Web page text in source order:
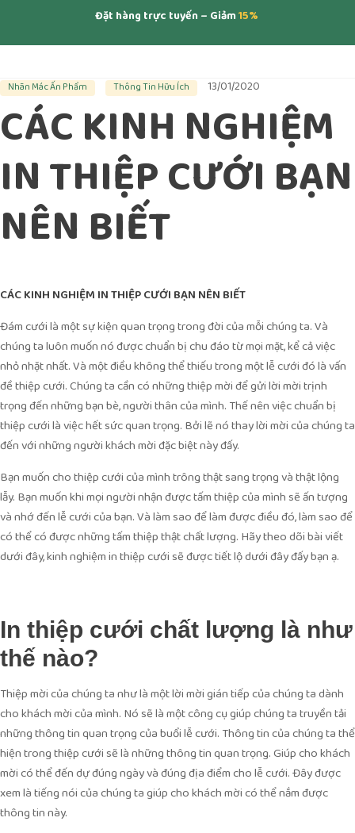
Đặt hàng trực tuyến – Giảm15%
Nhãn Mác Ấn Phẩm Thông Tin Hữu Ích 13/01/2020
CÁC KINH NGHIỆM
IN THIỆP CƯỚI BẠN
NÊN BIẾT
CÁC KINH NGHIỆMIN THIỆP CƯỚIBẠN NÊN BIẾT
Đám cưới là một sự kiện quan trọng trong đời của mỗi chúng ta. Và
chúng ta luôn muốn nó được chuẩn bị chu đáo từ mọi mặt, kể cả việc
nhỏ nhặt nhất. Và một điều không thể thiếu trong một lễ cưới đó là vấn
đề thiệp cưới. Chúng ta cần có những thiệp mời để gửi lời mời trịnh
trọng đến những bạn bè, người thân của mình. Thế nên việc chuẩn bị
thiệp cưới là việc hết sức quan trọng. Bởi lẽ nó thay lời mời của chúng ta
đến với những người khách mời đặc biệt này đấy.
Bạn muốn cho thiệp cưới của mình trông thật sang trọng và thật lộng
lẫy. Bạn muốn khi mọi người nhận được tấm thiệp của mình sẽ ấn tượng
và nhớ đến lễ cưới của bạn. Và làm sao để làm được điều đó, làm sao để
có thể có được những tấm thiệp thật chất lượng. Hãy theo dõi bài viết
dưới đây, kinh nghiệm in thiệp cưới sẽ được tiết lộ dưới đây đấy bạn ạ.
In thiệp cưới chất lượng là như
thế nào?
Thiệp mời của chúng ta như là một lời mời gián tiếp của chúng ta dành
cho khách mời của mình. Nó sẽ là một công cụ giúp chúng ta truyền tải
những thông tin quan trọng của buổi lễ cưới. Thông tin của chúng ta thể
hiện trong thiệp cưới sẽ là những thông tin quan trọng. Giúp cho khách
mời có thể đến dự đúng ngày và đúng địa điểm cho lễ cưới. Đây được
xem là tiếng nói của chúng ta giúp cho khách mời có thể nắm được
thông tin này.